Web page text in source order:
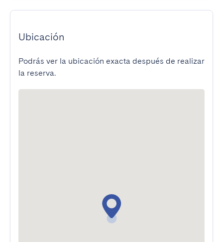
Ubicación
Podrás ver la ubicación exacta después de realizar
la reserva.